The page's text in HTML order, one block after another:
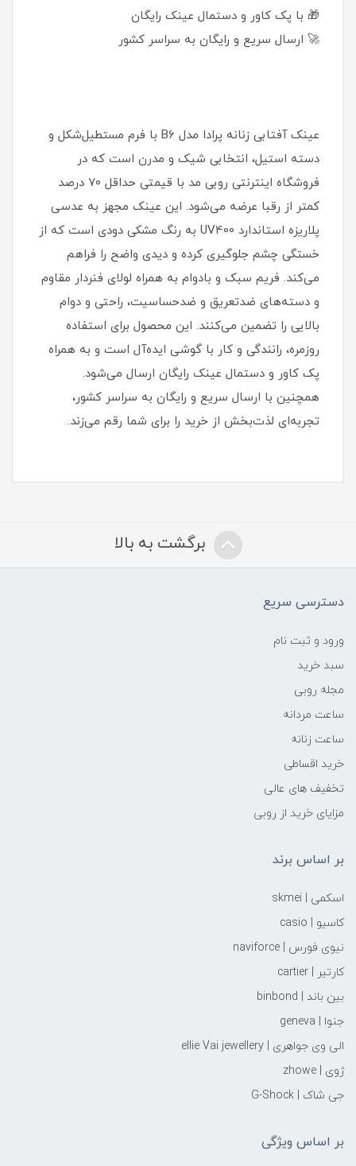
🎁 با پک کاور و دستمال عینک رایگان
🚀 ارسال سریع و رایگان به سراسر کشور
عینک آفتابی زنانه پرادا مدل B6 با فرم مستطیل‌شکل و
دسته استیل، انتخابی شیک و مدرن است که در
فروشگاه اینترنتی روبی مد با قیمتی حداقل ۷۰ درصد
کمتر از رقبا عرضه می‌شود. این عینک مجهز به عدسی
پلاریزه استاندارد UV400 به رنگ مشکی دودی است که از
خستگی چشم جلوگیری کرده و دیدی واضح را فراهم
می‌کند. فریم سبک و بادوام به همراه لولای فنردار مقاوم
و دسته‌های ضدتعریق و ضدحساسیت، راحتی و دوام
بالایی را تضمین می‌کنند. این محصول برای استفاده
روزمره، رانندگی و کار با گوشی ایده‌آل است و به همراه
پک کاور و دستمال عینک رایگان ارسال می‌شود.
همچنین با ارسال سریع و رایگان به سراسر کشور،
تجربه‌ای لذت‌بخش از خرید را برای شما رقم می‌زند.
برگشت به بالا
دسترسی سریع
ورود و ثبت نام
سبد خرید
مجله روبی
ساعت مردانه
ساعت زنانه
خرید اقساطی
تخفیف های عالی
مزایای خرید از روبی
بر اساس برند
اسکمی | skmei
کاسیو | casio
نیوی فورس | naviforce
کارتیر | cartier
بین باند | binbond
جنوا | geneva
الی وی جواهری | ellie Vai‌ jewellery
ژوی | zhowe
جی شاک | G-Shock
بر اساس ویژگی